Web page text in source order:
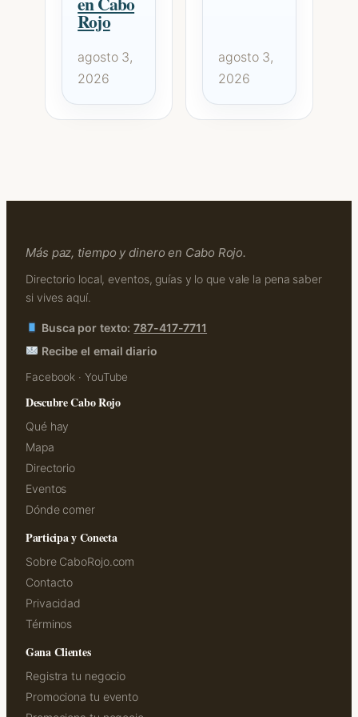
Rojo
agosto 3,
2026
agosto 3,
2026
Más paz, tiempo y dinero en Cabo Rojo.
Directorio local, eventos, guías y lo que vale la pena saber
si vives aquí.
Busca por texto:787-417-7711
Recibe el email diario
Facebook · YouTube
Descubre Cabo Rojo
Qué hay
Mapa
Directorio
Eventos
Dónde comer
Participa y Conecta
Sobre CaboRojo.com
Contacto
Privacidad
Términos
Gana Clientes
Registra tu negocio
Promociona tu evento